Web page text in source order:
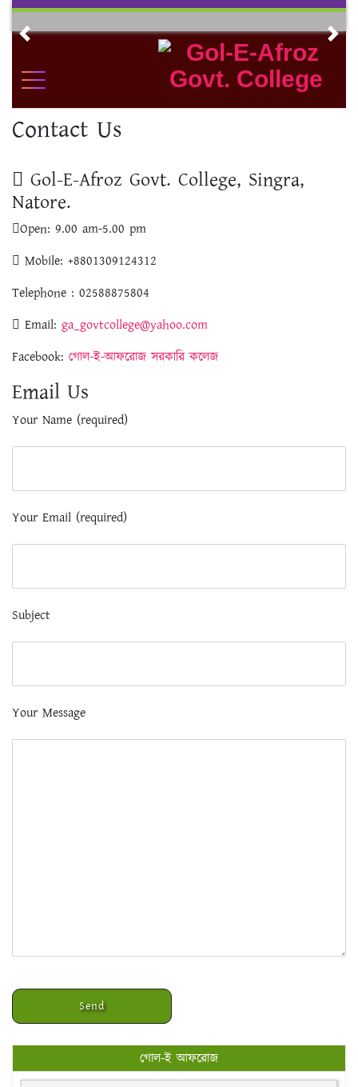
Skip
contentPrevious
Contact Us
Gol-E-Afroz Govt. College, Singra,
Natore.
Open: 9.00 am-5.00 pm
Mobile: +8801309124312
Telephone : 02588875804
Email: ga_govtcollege@yahoo.com
Facebook: গোল-ই-আফরোজ সরকারি কলেজ
Email Us
Your Name (required)
Your Email (required)
Subject
Your Message
গোল-ই আফরোজ